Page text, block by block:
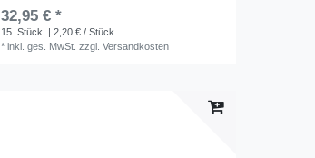
32,95 € *
15 Stück
| 2,20 € / Stück
*inkl. ges. MwSt. zzgl.Versandkosten